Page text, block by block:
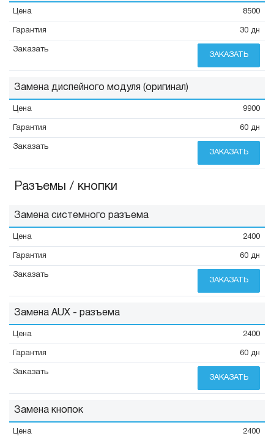
8500
30 дн
ЗАКАЗАТЬ
Замена диспейного модуля (оригинал)
9900
60 дн
ЗАКАЗАТЬ
Разъемы / кнопки
Замена системного разъема
2400
60 дн
ЗАКАЗАТЬ
Замена AUX - разъема
2400
60 дн
ЗАКАЗАТЬ
Замена кнопок
2400